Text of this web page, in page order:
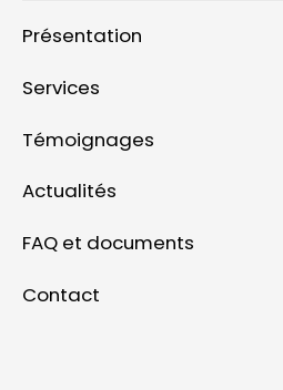
Présentation
Services
Témoignages
Actualités
FAQ et documents
Contact